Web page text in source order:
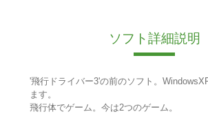
ソフト詳細説明
'飛行ドライバー3'の前のソフト。
ます。
飛行体でゲーム。今は2つのゲーム。